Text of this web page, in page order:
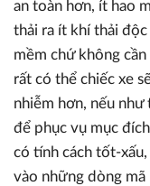
an toàn hơn, ít hao
thải ra ít khí thải
mềm chứ không
rất có thể chiếc xe
nhiễm hơn, nếu
để phục vụ mục
có tính cách tốt-
vào những dòng mã